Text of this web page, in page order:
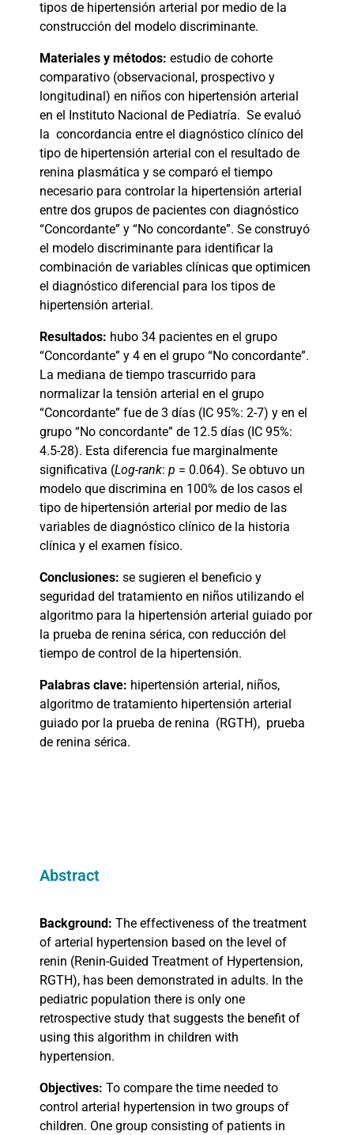
tipos de hipertensión arterial por medio de la
construcción del modelo discriminante.
Materiales y métodos: estudio de cohorte
comparativo (observacional, prospectivo y
longitudinal) en niños con hipertensión arterial
en el Instituto Nacional de Pediatría. Se evaluó
la concordancia entre el diagnóstico clínico del
tipo de hipertensión arterial con el resultado de
renina plasmática y se comparó el tiempo
necesario para controlar la hipertensión arterial
entre dos grupos de pacientes con diagnóstico
“Concordante” y “No concordante”. Se construyó
el modelo discriminante para identificar la
combinación de variables clínicas que optimicen
el diagnóstico diferencial para los tipos de
hipertensión arterial.
Resultados: hubo 34 pacientes en el grupo
“Concordante” y 4 en el grupo “No concordante”.
La mediana de tiempo trascurrido para
normalizar la tensión arterial en el grupo
“Concordante” fue de 3 días (IC 95%: 2-7) y en el
grupo “No concordante” de 12.5 días (IC 95%:
4.5-28). Esta diferencia fue marginalmente
significativa (Log-rank: p = 0.064). Se obtuvo un
modelo que discrimina en 100% de los casos el
tipo de hipertensión arterial por medio de las
variables de diagnóstico clínico de la historia
clínica y el examen físico.
Conclusiones: se sugieren el beneficio y
seguridad del tratamiento en niños utilizando el
algoritmo para la hipertensión arterial guiado por
la prueba de renina sérica, con reducción del
tiempo de control de la hipertensión.
Palabras clave: hipertensión arterial, niños,
algoritmo de tratamiento hipertensión arterial
guiado por la prueba de renina (RGTH), prueba
de renina sérica.
Abstract
Background: The effectiveness of the treatment
of arterial hypertension based on the level of
renin (Renin-Guided Treatment of Hypertension,
RGTH), has been demonstrated in adults. In the
pediatric population there is only one
retrospective study that suggests the benefit of
using this algorithm in children with
hypertension.
Objectives: To compare the time needed to
control arterial hypertension in two groups of
children. One group consisting of patients in